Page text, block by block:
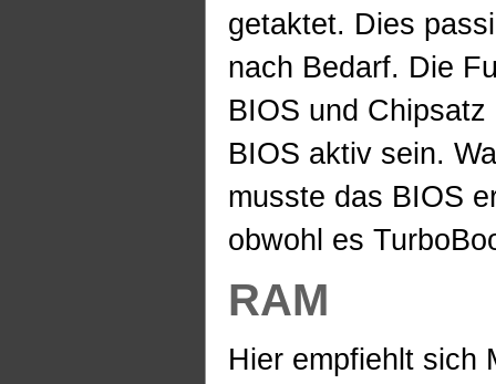
getaktet. Dies
nach Bedarf. Die
BIOS und
BIOS aktiv sein.
musste das BIOS
obwohl es
RAM
Hier empfiehlt sich